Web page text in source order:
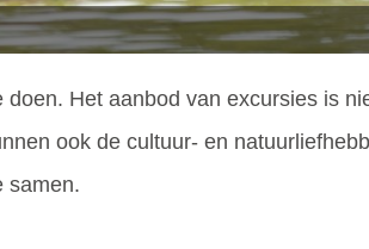
Het aanbod van excursies is
ook de cultuur- en
samen.